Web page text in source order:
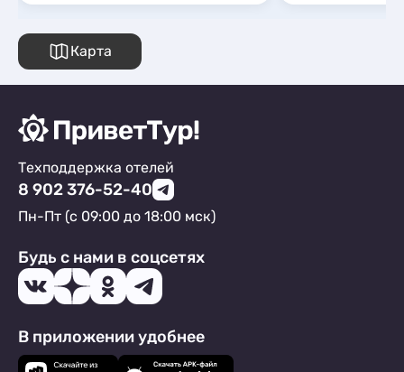
Карта
Техподдержка отелей
8 902 376-52-40
Пн-Пт (с 09:00 до 18:00 мск)
Будь с нами в соцсетях
В приложении удобнее